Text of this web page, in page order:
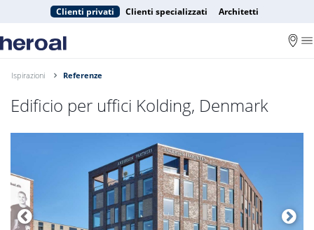
Clienti privati Clienti specializzati Architetti
Ispirazioni Referenze
Edificio per uffici Kolding, Denmark